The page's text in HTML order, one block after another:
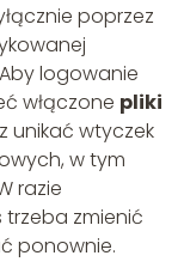
poprzez
logowanie
włączone pliki
unikać wtyczek
w tym
razie
trzeba zmienić
ponownie.